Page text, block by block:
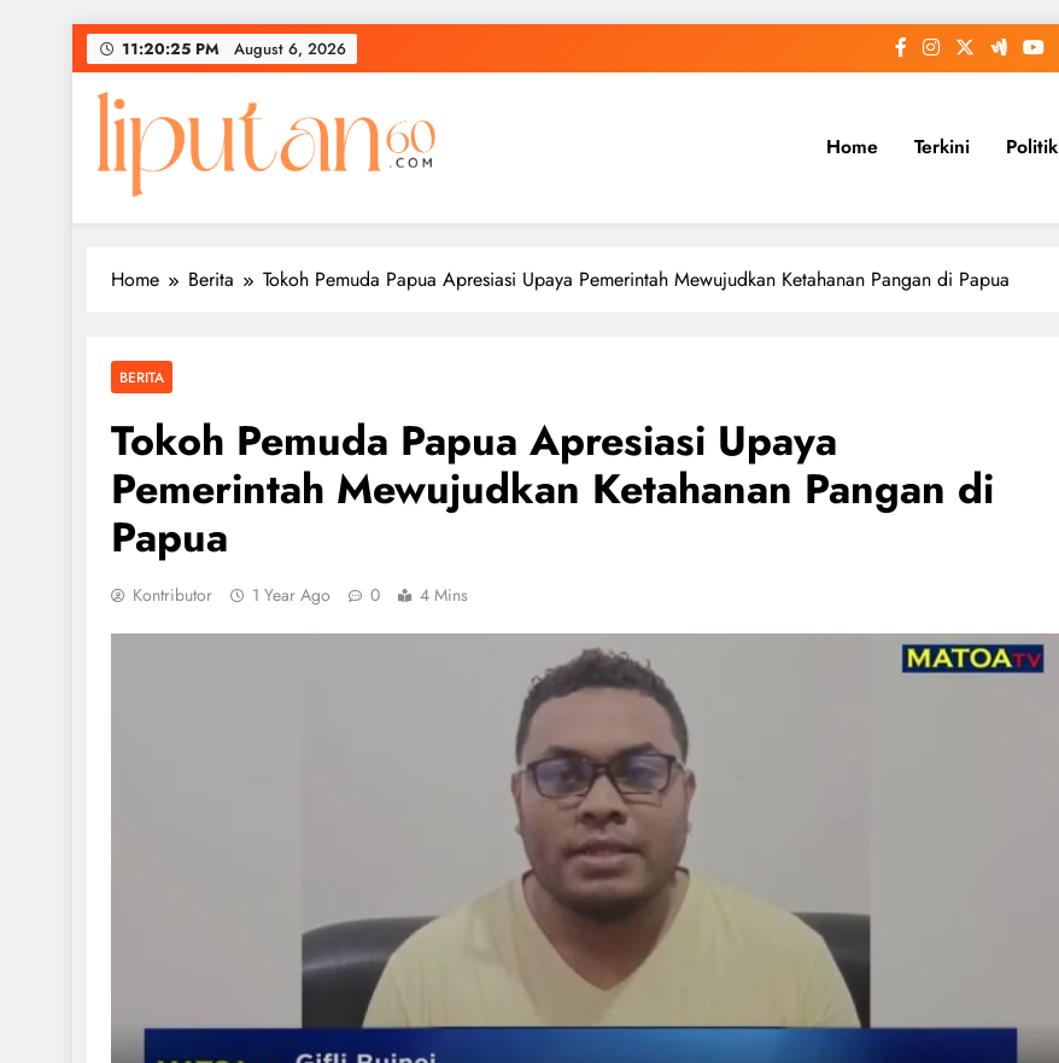
Skip
to
content
11:20:26 PM August 6, 2026
Home Terkini Politik
Home Berita Tokoh Pemuda Papua Apresiasi Upaya Pemerintah Mewujudkan Ketahanan Pangan di Papua
BERITA
Tokoh Pemuda Papua Apresiasi Upaya
Pemerintah Mewujudkan Ketahanan Pangan di
Papua
Kontributor 1 Year Ago 0 4 Mins